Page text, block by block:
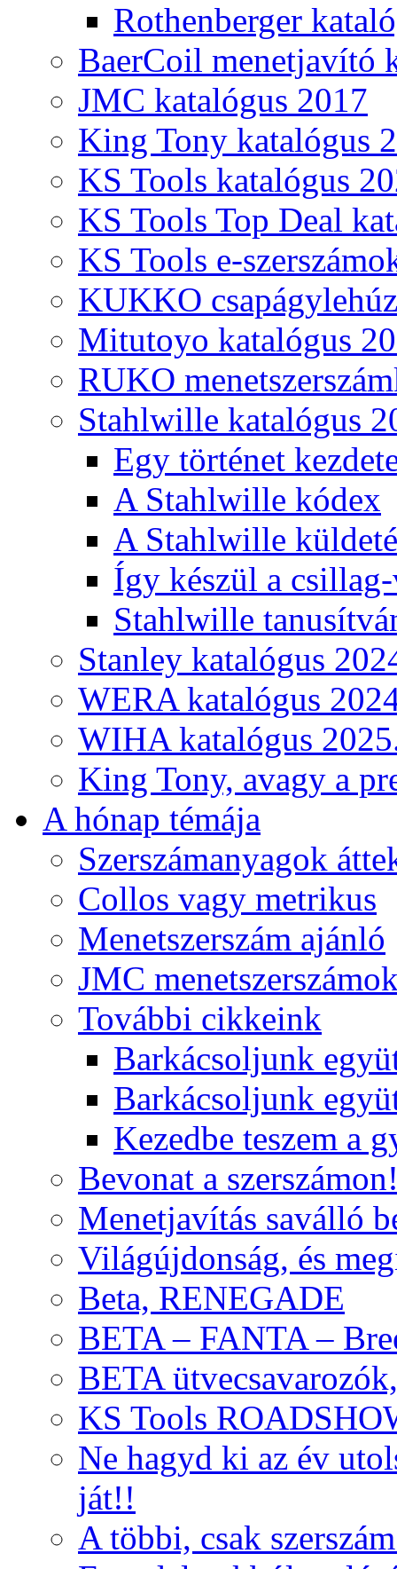
Rothenberger
BaerCoil menetjavító
JMC katalógus 2017
King Tony katalógus
KS Tools katalógus
KS Tools Top Deal
KS Tools e-
KUKKO
Mitutoyo katalógus
RUKO
Stahlwille katalógus
Egy történet
A Stahlwille kódex
A Stahlwille
Így készül a
Stahlwille
Stanley katalógus
WERA katalógus
WIHA katalógus
King Tony, avagy a
A hónap témája
Szerszámanyagok
Collos vagy metrikus
Menetszerszám ajánló
JMC
További cikkeink
Barkácsoljunk
Barkácsoljunk
Kezedbe teszem a
Bevonat a
Menetjavítás saválló
Világújdonság, és
Beta, RENEGADE
BETA – FANTA –
BETA
KS Tools
Ne hagyd ki az év
ját!!
A többi, csak